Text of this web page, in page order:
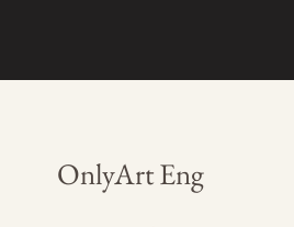
OnlyArt Eng